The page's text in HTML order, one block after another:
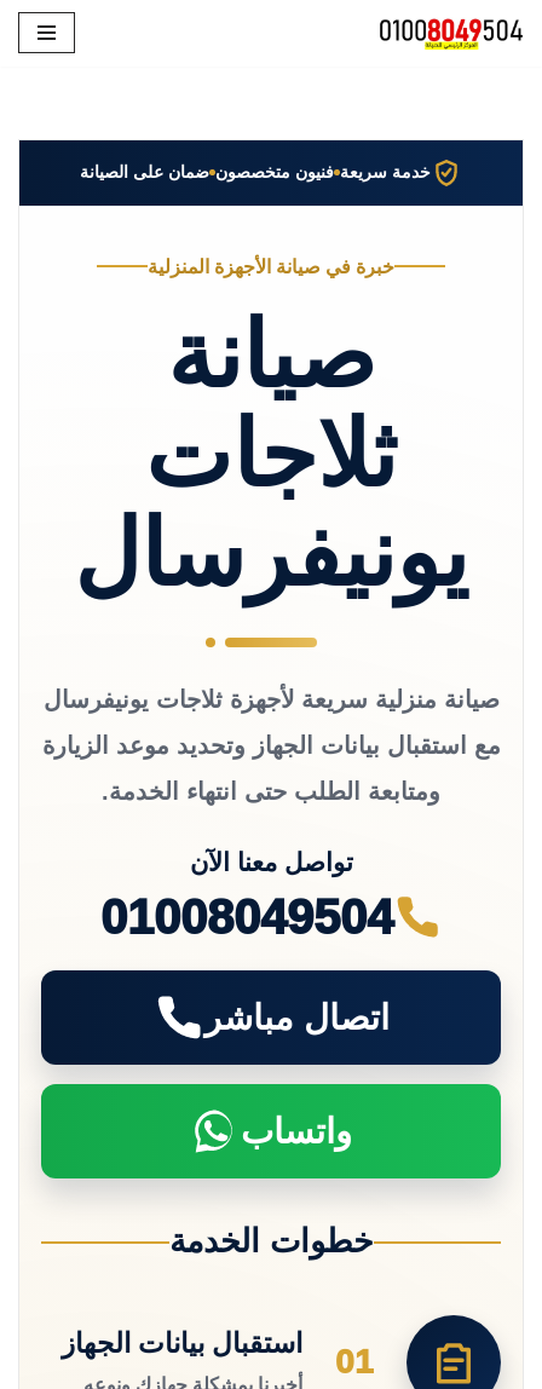
خدمة سريعة فنيون متخصصون ضمان على الصيانة
خبرة في صيانة الأجهزة المنزلية
صيانة
ثلاجات
يونيفرسال
صيانة منزلية سريعة لأجهزة ثلاجات يونيفرسال
مع استقبال بيانات الجهاز وتحديد موعد الزيارة
ومتابعة الطلب حتى انتهاء الخدمة.
تواصل معنا الآن
01008049504
اتصال مباشر
واتساب
خطوات الخدمة
01
استقبال بيانات الجهاز
أخبرنا بمشكلة جهازك ونوعه